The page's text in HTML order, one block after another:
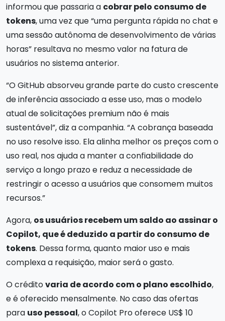
informou que passaria a cobrar pelo consumo de
tokens, uma vez que “uma pergunta rápida no chat e
uma sessão autônoma de desenvolvimento de várias
horas” resultava no mesmo valor na fatura de
usuários no sistema anterior.
“O GitHub absorveu grande parte do custo crescente
de inferência associado a esse uso, mas o modelo
atual de solicitações premium não é mais
sustentável”, diz a companhia. “A cobrança baseada
no uso resolve isso. Ela alinha melhor os preços com o
uso real, nos ajuda a manter a confiabilidade do
serviço a longo prazo e reduz a necessidade de
restringir o acesso a usuários que consomem muitos
recursos.”
Agora, os usuários recebem um saldo ao assinar o
Copilot, que é deduzido a partir do consumo de
tokens. Dessa forma, quanto maior uso e mais
complexa a requisição, maior será o gasto.
O créditovaria de acordo com o plano escolhido,
e é oferecido mensalmente. No caso das ofertas
para uso pessoal, o Copilot Pro oferece US$ 10